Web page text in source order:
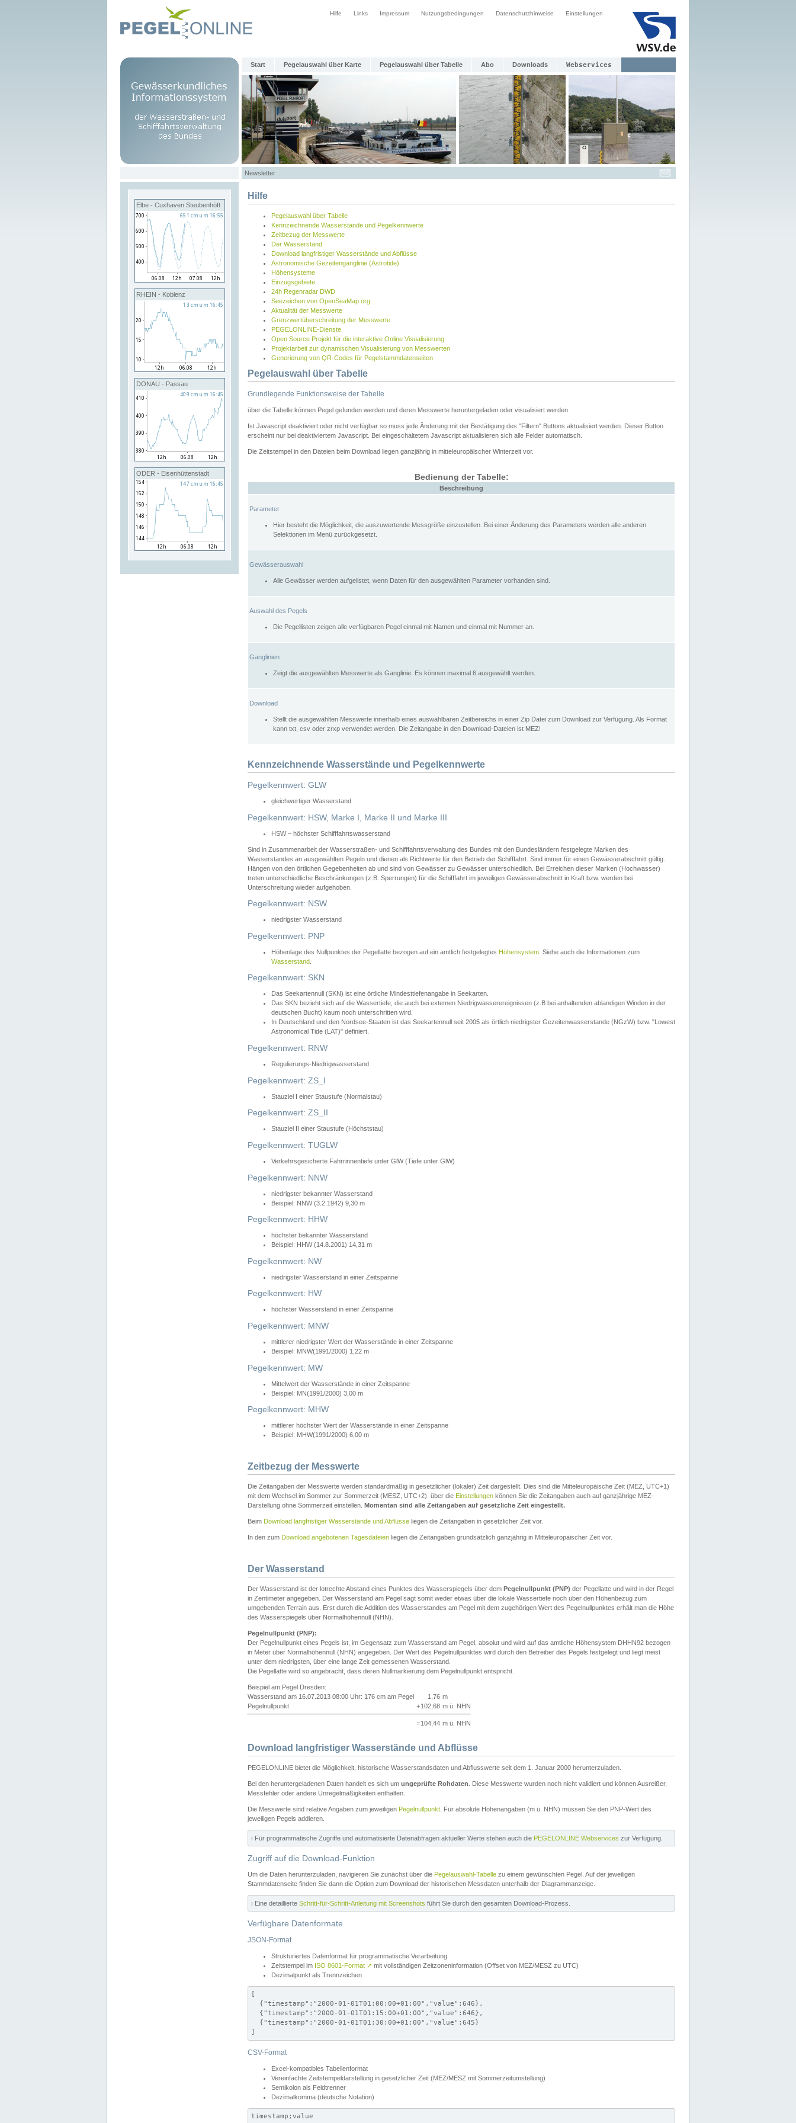
Hilfe Links Impressum Nutzungsbedingungen Datenschutzhinweise Einstellungen
Start Pegelauswahl über Karte Pegelauswahl über Tabelle Abo Downloads Webservices
Newsletter
Elbe - Cuxhaven Steubenhöft
RHEIN - Koblenz
DONAU - Passau
ODER - Eisenhüttenstadt
Hilfe
Pegelauswahl über Tabelle
Kennzeichnende Wasserstände und Pegelkennwerte
Zeitbezug der Messwerte
Der Wasserstand
Download langfristiger Wasserstände und Abflüsse
Astronomische Gezeitenganglinie (Astrotide)
Höhensysteme
Einzugsgebiete
24h Regenradar DWD
Seezeichen von OpenSeaMap.org
Aktualität der Messwerte
Grenzwertüberschreitung der Messwerte
PEGELONLINE-Dienste
Open Source Projekt für die interaktive Online Visualisierung
Projektarbeit zur dynamischen Visualisierung von Messwerten
Generierung von QR-Codes für Pegelstammdatenseiten
Pegelauswahl über Tabelle
Grundlegende Funktionsweise der Tabelle
über die Tabelle können Pegel gefunden werden und deren Messwerte heruntergeladen oder visualisiert werden.
Ist Javascript deaktiviert oder nicht verfügbar so muss jede Änderung mit der Bestätigung des "Filtern" Buttons aktualisiert werden. Dieser Button
erscheint nur bei deaktiviertem Javascript. Bei eingeschaltetem Javascript aktualisieren sich alle Felder automatisch.
Die Zeitstempel in den Dateien beim Download liegen ganzjährig in mitteleuropäischer Winterzeit vor.
Bedienung der Tabelle:
Beschreibung
Parameter
Hier besteht die Möglichkeit, die auszuwertende Messgröße einzustellen. Bei einer Änderung des Parameters werden alle anderen
Selektionen im Menü zurückgesetzt.
Gewässerauswahl
Alle Gewässer werden aufgelistet, wenn Daten für den ausgewählten Parameter vorhanden sind.
Auswahl des Pegels
Die Pegellisten zeigen alle verfügbaren Pegel einmal mit Namen und einmal mit Nummer an.
Ganglinien
Zeigt die ausgewählten Messwerte als Ganglinie. Es können maximal 6 ausgewählt werden.
Download
Stellt die ausgewählten Messwerte innerhalb eines auswählbaren Zeitbereichs in einer Zip Datei zum Download zur Verfügung. Als Format
kann txt, csv oder zrxp verwendet werden. Die Zeitangabe in den Download-Dateien ist MEZ!
Kennzeichnende Wasserstände und Pegelkennwerte
Pegelkennwert: GLW
gleichwertiger Wasserstand
Pegelkennwert: HSW, Marke I, Marke II und Marke III
HSW – höchster Schifffahrtswasserstand
Sind in Zusammenarbeit der Wasserstraßen- und Schifffahrtsverwaltung des Bundes mit den Bundesländern festgelegte Marken des
Wasserstandes an ausgewählten Pegeln und dienen als Richtwerte für den Betrieb der Schifffahrt. Sind immer für einen Gewässerabschnitt gültig.
Hängen von den örtlichen Gegebenheiten ab und sind von Gewässer zu Gewässer unterschiedlich. Bei Erreichen dieser Marken (Hochwasser)
treten unterschiedliche Beschränkungen (z.B. Sperrungen) für die Schifffahrt im jeweiligen Gewässerabschnitt in Kraft bzw. werden bei
Unterschreitung wieder aufgehoben.
Pegelkennwert: NSW
niedrigster Wasserstand
Pegelkennwert: PNP
Höhenlage des Nullpunktes der Pegellatte bezogen auf ein amtlich festgelegtes Höhensystem . Siehe auch die Informationen zum
Wasserstand
Pegelkennwert: SKN
Das Seekartennull (SKN) ist eine örtliche Mindesttiefenangabe in Seekarten.
Das SKN bezieht sich auf die Wassertiefe, die auch bei extemen Niedrigwasserereignissen (z.B bei anhaltenden ablandigen Winden in der
deutschen Bucht) kaum noch unterschritten wird.
In Deutschland und den Nordsee-Staaten ist das Seekartennull seit 2005 als örtlich niedrigster Gezeitenwasserstande (NGzW) bzw. "Lowest
Astronomical Tide (LAT)" definiert.
Pegelkennwert: RNW
Regulierungs-Niedrigwasserstand
Pegelkennwert: ZS_I
Stauziel I einer Staustufe (Normalstau)
Pegelkennwert: ZS_II
Stauziel II einer Staustufe (Höchststau)
Pegelkennwert: TUGLW
Verkehrsgesicherte Fahrrinnentiefe unter GlW (Tiefe unter GlW)
Pegelkennwert: NNW
niedrigster bekannter Wasserstand
Beispiel: NNW (3.2.1942) 9,30 m
Pegelkennwert: HHW
höchster bekannter Wasserstand
Beispiel: HHW (14.8.2001) 14,31 m
Pegelkennwert: NW
niedrigster Wasserstand in einer Zeitspanne
Pegelkennwert: HW
höchster Wasserstand in einer Zeitspanne
Pegelkennwert: MNW
mittlerer niedrigster Wert der Wasserstände in einer Zeitspanne
Beispiel: MNW(1991/2000) 1,22 m
Pegelkennwert: MW
Mittelwert der Wasserstände in einer Zeitspanne
Beispiel: MN(1991/2000) 3,00 m
Pegelkennwert: MHW
mittlerer höchster Wert der Wasserstände in einer Zeitspanne
Beispiel: MHW(1991/2000) 6,00 m
Zeitbezug der Messwerte
Die Zeitangaben der Messwerte werden standardmäßig in gesetzlicher (lokaler) Zeit dargestellt. Dies sind die Mitteleuropäische Zeit (MEZ, UTC+1)
mit dem Wechsel im Sommer zur Sommerzeit (MESZ, UTC+2). über die Einstellungen können Sie die Zeitangaben auch auf ganzjährige MEZ-
Darstellung ohne Sommerzeit einstellen. Momentan sind alle Zeitangaben auf gesetzliche Zeit eingestellt.
Beim Download langfristiger Wasserstände und Abflüsse liegen die Zeitangaben in gesetzlicher Zeit vor.
In den zum Download angebotenen Tagesdateien liegen die Zeitangaben grundsätzlich ganzjährig in Mitteleuropäischer Zeit vor.
Der Wasserstand
Der Wasserstand ist der lotrechte Abstand eines Punktes des Wasserspiegels über dem Pegelnullpunkt (PNP) der Pegellatte und wird in der Regel
in Zentimeter angegeben. Der Wasserstand am Pegel sagt somit weder etwas über die lokale Wassertiefe noch über den Höhenbezug zum
umgebenden Terrain aus. Erst durch die Addition des Wasserstandes am Pegel mit dem zugehörigen Wert des Pegelnullpunktes erhält man die Höhe
des Wasserspiegels über Normalhöhennull (NHN).
Pegelnullpunkt (PNP):
Der Pegelnullpunkt eines Pegels ist, im Gegensatz zum Wasserstand am Pegel, absolut und wird auf das amtliche Höhensystem DHHN92 bezogen
in Meter über Normalhöhennull (NHN) angegeben. Der Wert des Pegelnullpunktes wird durch den Betreiber des Pegels festgelegt und liegt meist
unter dem niedrigsten, über eine lange Zeit gemessenen Wasserstand.
Die Pegellatte wird so angebracht, dass deren Nullmarkierung dem Pegelnullpunkt entspricht.
Beispiel am Pegel Dresden:
Wasserstand am 16.07.2013 08:00 Uhr: 176 cm am Pegel
1,76 m
Pegelnullpunkt
+102,68 m ü. NHN
=104,44 m ü. NHN
Download langfristiger Wasserstände und Abflüsse
PEGELONLINE bietet die Möglichkeit, historische Wasserstandsdaten und Abflusswerte seit dem 1. Januar 2000 herunterzuladen.
Bei den heruntergeladenen Daten handelt es sich um ungeprüfte Rohdaten . Diese Messwerte wurden noch nicht validiert und können Ausreißer,
Messfehler oder andere Unregelmäßigkeiten enthalten.
Die Messwerte sind relative Angaben zum jeweiligen Pegelnullpunkt . Für absolute Höhenangaben (m ü. NHN) müssen Sie den PNP-Wert des
jeweiligen Pegels addieren.
ℹ️ Für programmatische Zugriffe und automatisierte Datenabfragen aktueller Werte stehen auch die PEGELONLINE Webservices zur Verfügung.
Zugriff auf die Download-Funktion
Um die Daten herunterzuladen, navigieren Sie zunächst über die Pegelauswahl-Tabelle zu einem gewünschten Pegel. Auf der jeweiligen
Stammdatenseite finden Sie dann die Option zum Download der historischen Messdaten unterhalb der Diagrammanzeige.
ℹ️ Eine detaillierte Schritt-für-Schritt-Anleitung mit Screenshots führt Sie durch den gesamten Download-Prozess.
Verfügbare Datenformate
JSON-Format
Strukturiertes Datenformat für programmatische Verarbeitung
Zeitstempel im ISO 8601-Format ↗ mit vollständigen Zeitzoneninformation (Offset von MEZ/MESZ zu UTC)
Dezimalpunkt als Trennzeichen
[
  {"timestamp":"2000-01-01T01:00:00+01:00","value":646},
  {"timestamp":"2000-01-01T01:15:00+01:00","value":646},
  {"timestamp":"2000-01-01T01:30:00+01:00","value":645}
]
CSV-Format
Excel-kompatibles Tabellenformat
Vereinfachte Zeitstempeldarstellung in gesetzlicher Zeit (MEZ/MESZ mit Sommerzeitumstellung)
Semikolon als Feldtrenner
Dezimalkomma (deutsche Notation)
timestamp;value